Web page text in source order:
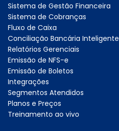
Sistema de Gestão Financeira
Sistema de Cobranças
Fluxo de Caixa
Conciliação Bancária Inteligente
Relatórios Gerenciais
Emissão de NFS-e
Emissão de Boletos
Integrações
Segmentos Atendidos
Planos e Preços
Treinamento ao vivo